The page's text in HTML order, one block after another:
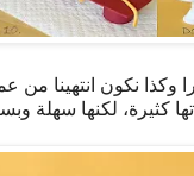
وكذا نكون انتهينا من
كثيرة، لكنها سهلة